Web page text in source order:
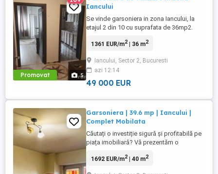
Promovat 5
Iancului
Se vinde garsoniera in zona Iancului, la
etajul 2 din 10 cu suprafata de 36mp2.
facil atat la majoritatea mijloacelor de
supermarket. Blocul este foarte calduros,
fiind complet reabilitat termic si tehnic in
anul 2016. Dispune ...
1361 EUR/m2| 36 m2
Iancului, Sector 2, Bucuresti
azi 12:14
49 000 EUR
Garsoniera | 39.6 mp | Iancului |
Complet Mobilata
Căutați o investiție sigură și profitabilă pe
piața imobiliară? Vă prezentăm o
primitor, ci și o oportunitate financiară de
1692 EUR/m2| 40 m2